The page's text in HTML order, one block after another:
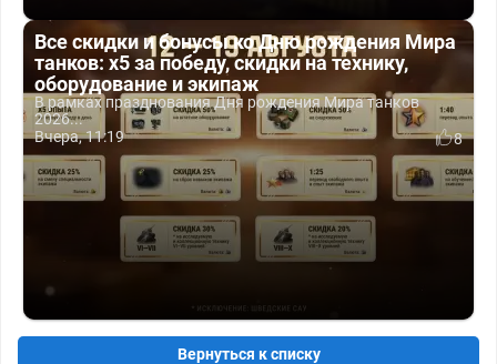
Все скидки и бонусы ко Дню рождения Мира
танков: x5 за победу, скидки на технику,
оборудование и экипаж
В рамках празднования Дня рождения Мира танков
2026...
Вчера, 11:19
8
Вернуться к списку